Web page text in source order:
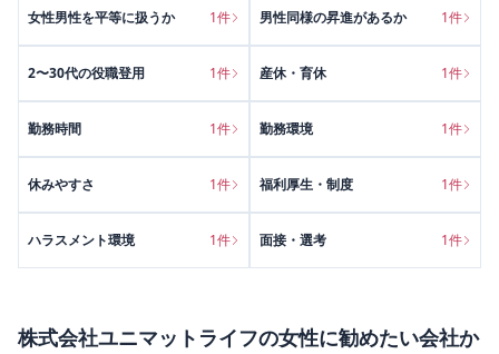
女性男性を平等に扱うか 1件 男性同様の昇進があるか 1件
2〜30代の役職登用 1件 産休・育休 1件
勤務時間 1件 勤務環境 1件
休みやすさ 1件 福利厚生・制度 1件
ハラスメント環境 1件 面接・選考 1件
株式会社ユニマットライフの女性に勧めたい会社か